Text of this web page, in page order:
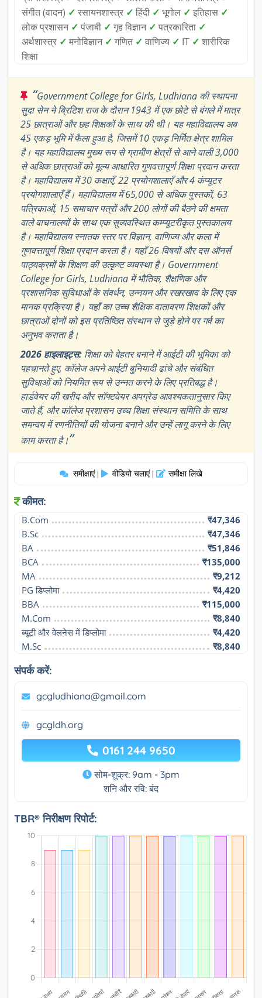
संगीत (वादन) ✓ रसायनशास्त्र ✓ हिंदी ✓ भूगोल ✓ इतिहास ✓
लोक प्रशासन ✓ पंजाबी ✓ गृह विज्ञान ✓ पत्रकारिता ✓
अर्थशास्त्र ✓ मनोविज्ञान ✓ गणित ✓ वाणिज्य ✓ IT ✓ शारीरिक
शिक्षा
“Government College for Girls, Ludhiana की स्थापना
सुदा सेन ने ब्रिटिश राज के दौरान 1943 में एक छोटे से बंगले में मात्र
25 छात्राओं और छह शिक्षकों के साथ की थी। यह महाविद्यालय अब
45 एकड़ भूमि में फैला हुआ है, जिसमें 10 एकड़ निर्मित क्षेत्र शामिल
है। यह महाविद्यालय मुख्य रूप से ग्रामीण क्षेत्रों से आने वाली 3,000
से अधिक छात्राओं को मूल्य आधारित गुणवत्तापूर्ण शिक्षा प्रदान करता
है। महाविद्यालय में 30 कक्षाएँ, 22 प्रयोगशालाएँ और 4 कंप्यूटर
प्रयोगशालाएँ हैं। महाविद्यालय में 65,000 से अधिक पुस्तकों, 63
पत्रिकाओं, 15 समाचार पत्रों और 200 लोगों की बैठने की क्षमता
वाले वाचनालयों के साथ एक सुव्यवस्थित कम्प्यूटरीकृत पुस्तकालय
है। महाविद्यालय स्नातक स्तर पर विज्ञान, वाणिज्य और कला में
गुणवत्तापूर्ण शिक्षा प्रदान करता है। यहाँ 26 विषयों और दस ऑनर्स
पाठ्यक्रमों के शिक्षण की उत्कृष्ट व्यवस्था है। Government
College for Girls, Ludhiana में भौतिक, शैक्षणिक और
प्रशासनिक सुविधाओं के संवर्धन, उन्नयन और रखरखाव के लिए एक
मानक प्रक्रिया है। यहाँ का उच्च शैक्षिक वातावरण शिक्षकों और
छात्राओं दोनों को इस प्रतिष्ठित संस्थान से जुड़े होने पर गर्व का
अनुभव कराता है।
2026 हाइलाइट्स: शिक्षा को बेहतर बनाने में आईटी की भूमिका को
पहचानते हुए, कॉलेज अपने आईटी बुनियादी ढांचे और संबंधित
सुविधाओं को नियमित रूप से उन्नत करने के लिए प्रतिबद्ध है।
हार्डवेयर की खरीद और सॉफ्टवेयर अपग्रेड आवश्यकतानुसार किए
जाते हैं, और कॉलेज प्रशासन उच्च शिक्षा संस्थान समिति के साथ
समन्वय में रणनीतियों की योजना बनाने और उन्हें लागू करने के लिए
काम करता है।”
समीक्षाएं | वीडियो चलाएं | समीक्षा लिखे
कीमत:
B.Com
₹47,346
B.Sc
₹47,346
BA
₹51,846
BCA
₹135,000
MA
₹9,212
PG डिप्लोमा
₹4,420
BBA
₹115,000
M.Com
₹8,840
ब्यूटी और वेलनेस में डिप्लोमा
₹4,420
M.Sc
₹8,840
संपर्क करें:
gcgludhiana@gmail.com
gcgldh.org
0161 244 9650
सोम-शुक्र: 9am - 3pm
शनि और रवि: बंद
TBR® निरीक्षण रिपोर्ट: